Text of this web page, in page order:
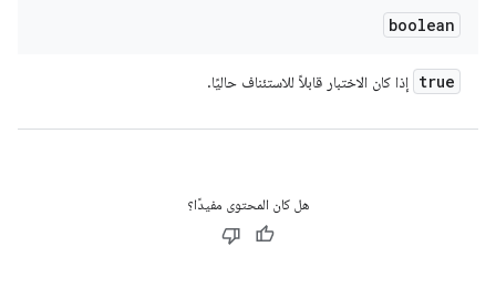
boolean
true إذا كان الاختبار قابلاً للاستئناف حاليًا.
هل كان المحتوى مفيدًا؟